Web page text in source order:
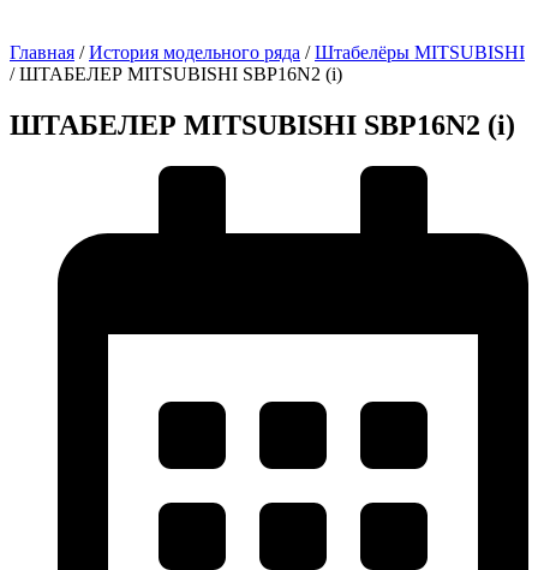
Главная /История модельного ряда /Штабелёры MITSUBISHI
/ШТАБЕЛЕР MITSUBISHI SBP16N2 (i)
ШТАБЕЛЕР MITSUBISHI SBP16N2 (i)